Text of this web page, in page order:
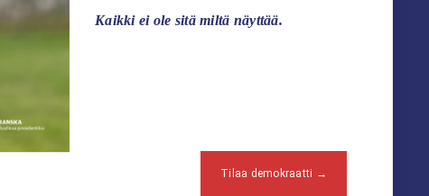
Kaikki ei ole sitä miltä näyttää.
Tilaa demokraatti →